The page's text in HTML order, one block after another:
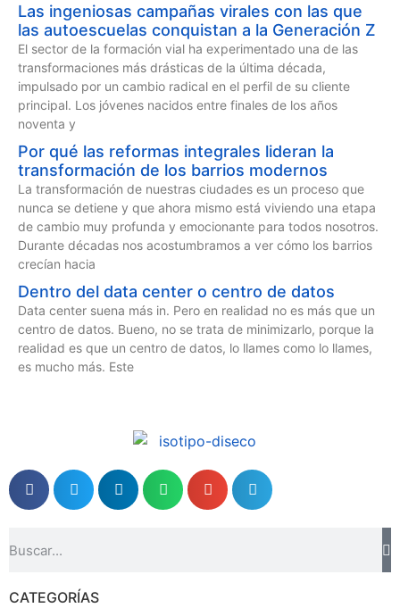
Las ingeniosas campañas virales con las que
las autoescuelas conquistan a la Generación Z
El sector de la formación vial ha experimentado una de las
transformaciones más drásticas de la última década,
impulsado por un cambio radical en el perfil de su cliente
principal. Los jóvenes nacidos entre finales de los años
noventa y
Por qué las reformas integrales lideran la
transformación de los barrios modernos
La transformación de nuestras ciudades es un proceso que
nunca se detiene y que ahora mismo está viviendo una etapa
de cambio muy profunda y emocionante para todos nosotros.
Durante décadas nos acostumbramos a ver cómo los barrios
crecían hacia
Dentro del data center o centro de datos
Data center suena más in. Pero en realidad no es más que un
centro de datos. Bueno, no se trata de minimizarlo, porque la
realidad es que un centro de datos, lo llames como lo llames,
es mucho más. Este
CATEGORÍAS